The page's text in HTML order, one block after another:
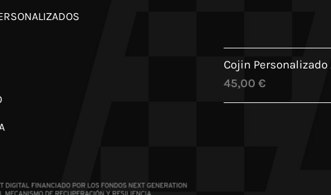
Cojin
45,00€